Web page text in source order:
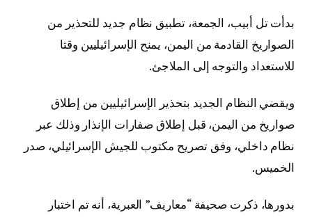
بدأت تل أبيب، الجمعة، تطبيق نظام جديد للتحذير من
الصواريخ القادمة من اليمن، يمنح الإسرائيليين وقتا
للاستعداد والتوجه إلى الملاجئ.
ويقضي النظام الجديد بتحذير الإسرائيليين من إطلاق
صواريخ من اليمن، قبل إطلاق صفارات الإنذار وذلك عبر
نظام داخلي، وفق تصريح مكتوب للجيش الإسرائيلي، صدر
الخميس.
بدورها، ذكرت صحيفة “معاريف” العبرية، أنه تم اختبار